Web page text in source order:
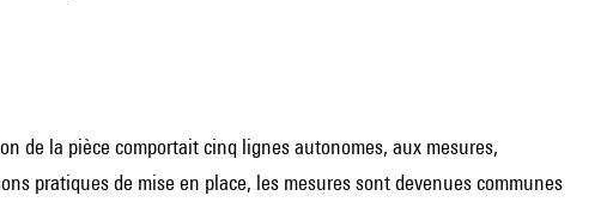
de la pièce comportait cinq lignes autonomes, aux mesures,
pratiques de mise en place, les mesures sont devenues communes